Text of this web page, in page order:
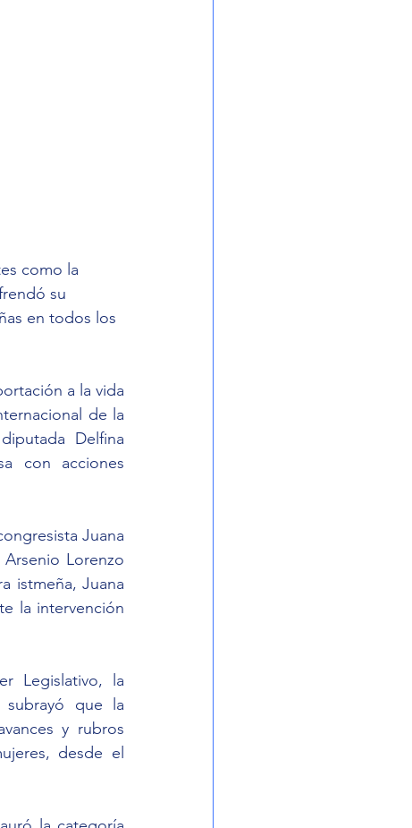
como la
su
en todos los
a la vida
de la
Delfina
con acciones
Juana
Lorenzo
istmeña, Juana
la intervención
Legislativo, la
subrayó que la
y rubros
desde el